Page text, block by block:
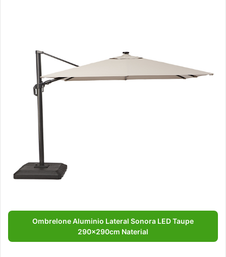
Ombrelone Aluminio Lateral Sonora LED Taupe
290x290cm Naterial